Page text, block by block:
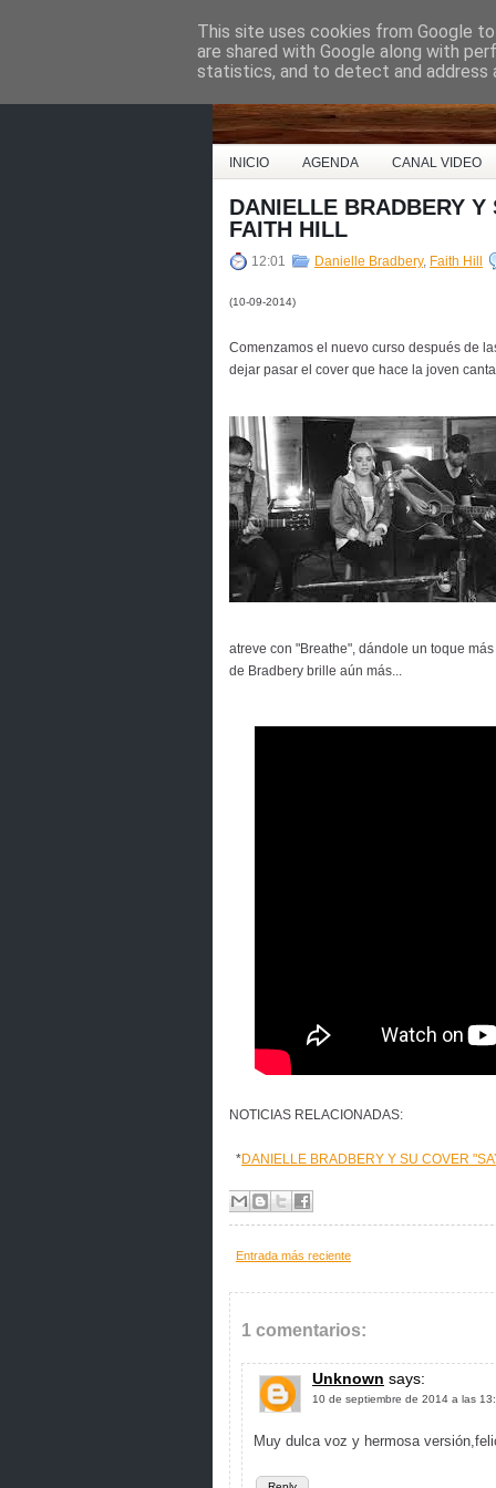
Country Music
INICIO AGENDA CANAL VIDEO
DANIELLE BRADBERY
FAITH HILL
12:01 Danielle Bradbery, Faith Hill
(10-09-2014)
Comenzamos el nuevo curso después de
dejar pasar el cover que hace la joven
atreve con "Breathe", dándole un toque
de Bradbery brille aún más...
NOTICIAS RELACIONADAS:
*DANIELLE BRADBERY Y SU COVER
Entrada más reciente
1 comentarios:
Unknown says:
10 de septiembre de 2014 a las
Muy dulca voz y hermosa
This site uses cookies from Google
are shared with Google along with
statistics, and to detect and address